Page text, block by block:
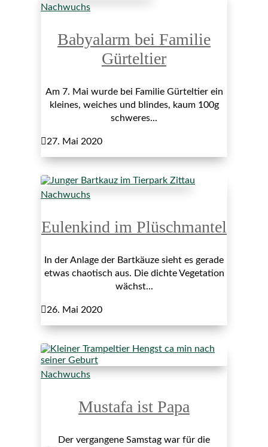
Nachwuchs
Babyalarm bei Familie
Gürteltier
Am 7. Mai wurde bei Familie Gürteltier ein
kleines, weiches und blindes, kaum 100g
schweres...
27. Mai 2020
Nachwuchs
Eulenkind im Plüschmantel
In der Anlage der Bartkäuze sieht es gerade
etwas chaotisch aus. Die dichte Vegetation
wächst...
26. Mai 2020
Nachwuchs
Mustafa ist Papa
Der vergangene Samstag war für die